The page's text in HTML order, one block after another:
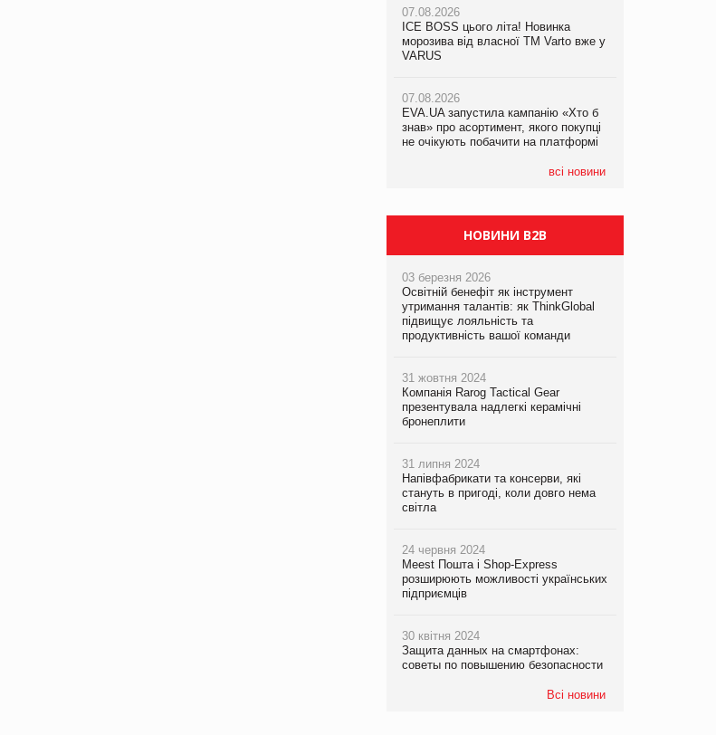
07.08.2026
ICE BOSS цього літа! Новинка
морозива від власної ТМ Varto вже у
VARUS
07.08.2026
EVA.UA запустила кампанію «Хто б
знав» про асортимент, якого покупці
не очікують побачити на платформі
всі новини
06.08.2026
Смачна новинка для хвостатих: у
VARUS з’явилися паучі Varto Paw
05.08.2026
Мережа супермаркетів VARUS купує
мережу магазинів формату
компанія налічуватиме 374 магазини
07.08.2026
Франція заборонила рекламні дзвінки
НОВИНИ B2B
03 березня 2026
Освітній бенефіт як інструмент
утримання талантів: як ThinkGlobal
підвищує лояльність та
продуктивність вашої команди
31 жовтня 2024
Компанія Rarog Tactical Gear
презентувала надлегкі керамічні
бронеплити
31 липня 2024
Напівфабрикати та консерви, які
стануть в пригоді, коли довго нема
світла
24 червня 2024
Meest Пошта і Shop-Express
розширюють можливості українських
підприємців
30 квітня 2024
Защита данных на смартфонах:
советы по повышению безопасности
Всі новини